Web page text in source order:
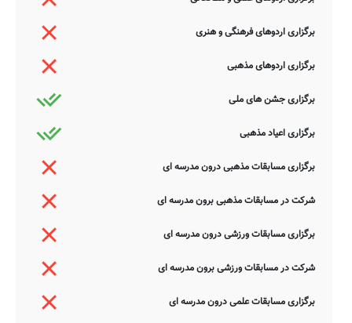
برگزاری اردوهای فرهنگی و هنری
برگزاری اردوهای مذهبی
برگزاری جشن های ملی
برگزاری اعیاد مذهبی
برگزاری مسابقات مذهبی درون مدرسه ای
شرکت در مسابقات مذهبی برون مدرسه ای
برگزاری مسابقات ورزشی درون مدرسه ای
شرکت در مسابقات ورزشی برون مدرسه ای
برگزاری مسابقات علمی درون مدرسه ای